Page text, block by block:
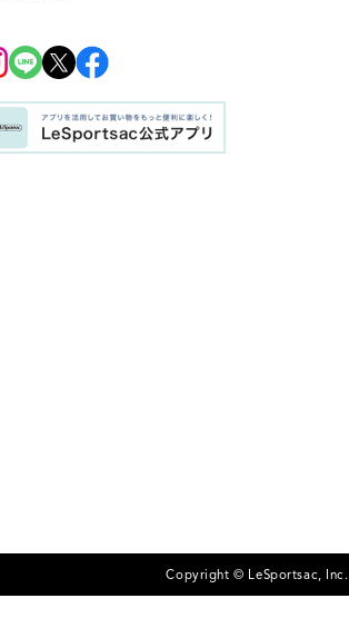
Copyright © LeSportsac, Inc.